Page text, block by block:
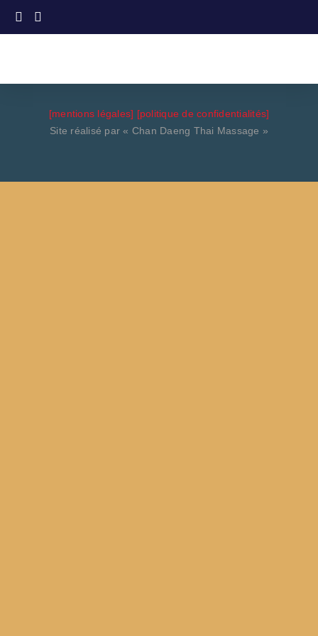
[mentions légales] [politique de confidentialités]
Site réalisé par « Chan Daeng Thai Massage »